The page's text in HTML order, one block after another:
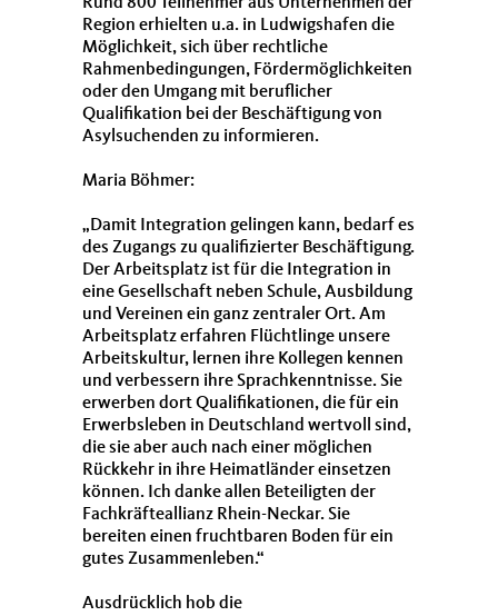
Region erhielten u.a. in Ludwigshafen die
Möglichkeit, sich über rechtliche
Rahmenbedingungen, Fördermöglichkeiten
oder den Umgang mit beruflicher
Qualifikation bei der Beschäftigung von
Asylsuchenden zu informieren.
Maria Böhmer:
Damit Integration gelingen kann, bedarf es
des Zugangs zu qualifizierter Beschäftigung.
Der Arbeitsplatz ist für die Integration in
eine Gesellschaft neben Schule, Ausbildung
und Vereinen ein ganz zentraler Ort. Am
Arbeitsplatz erfahren Flüchtlinge unsere
Arbeitskultur, lernen ihre Kollegen kennen
und verbessern ihre Sprachkenntnisse. Sie
erwerben dort Qualifikationen, die für ein
Erwerbsleben in Deutschland wertvoll sind,
die sie aber auch nach einer möglichen
Rückkehr in ihre Heimatländer einsetzen
können. Ich danke allen Beteiligten der
Fachkräfteallianz Rhein-Neckar. Sie
bereiten einen fruchtbaren Boden für ein
gutes Zusammenleben.“
Ausdrücklich hob die